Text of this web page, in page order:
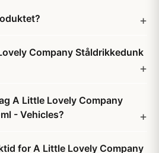
Company Ståldrikkedunk
A Little Lovely Company
- Vehicles?
for A Little Lovely Company